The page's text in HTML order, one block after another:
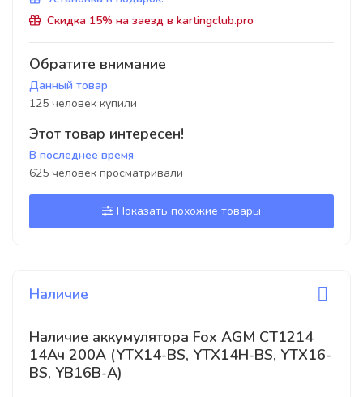
Скидка 15% на заезд в kartingclub.pro
Обратите внимание
Данный товар
125 человек купили
Этот товар интересен!
В последнее время
625 человек просматривали
Показать похожие товары
Наличие
Наличие аккумулятора Fox AGM CT1214
14Ач 200A (YTX14-BS, YTX14H-BS, YTX16-
BS, YB16B-A)